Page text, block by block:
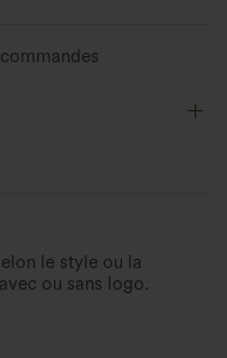
le style ou la
ou sans logo.